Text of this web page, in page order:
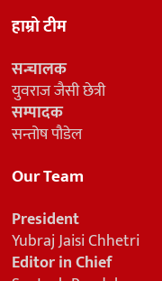
हाम्रो टीम
सन्चालक
युवराज जैसी छेत्री
सम्पादक
सन्तोष पौडेल
Our Team
President
Yubraj Jaisi Chhetri
Editor in Chief